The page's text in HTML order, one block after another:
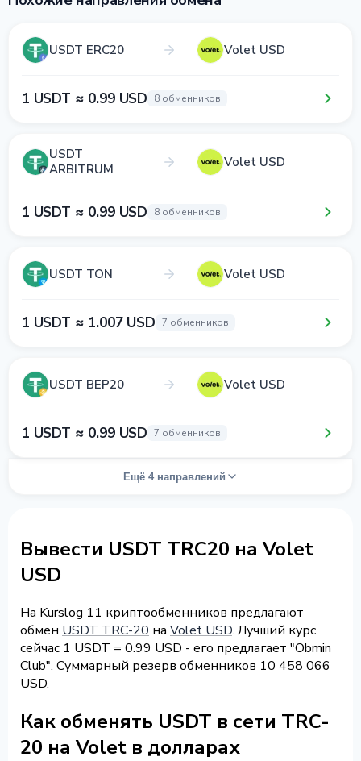
USDT ERC20 Volet USD
1 USDT ≈ 0.99 USD 8 обменников
USDT
ARBITRUM
Volet USD
1 USDT ≈ 0.99 USD 8 обменников
USDT TON Volet USD
1 USDT ≈ 1.007 USD 7 обменников
USDT BEP20 Volet USD
1 USDT ≈ 0.99 USD 7 обменников
Ещё 4 направлений
Вывести USDT TRC20 на Volet
USD
На Kurslog 11 криптообменников предлагают
обмен USDT TRC-20 на Volet USD. Лучший курс
сейчас 1 USDT = 0.99 USD - его предлагает "Obmin
Club". Суммарный резерв обменников 10 458 066
USD.
Как обменять USDT в сети TRC-
20 на Volet в долларах